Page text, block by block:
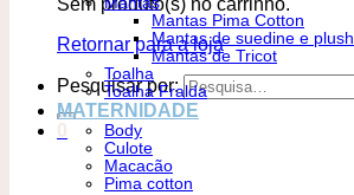
Sem produto(s) no carrinho.
Retornar para a loja
Pesquisar por:
Mantas Pima Cotton
Mantas de suedine e plush
Mantas de Tricot
Toalha
Toalha Fralda
MATERNIDADE
Body
Culote
Macacão
Pima cotton